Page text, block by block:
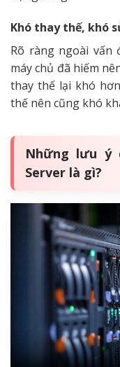
Khó thay thế, khó
Rõ ràng ngoài vấn
máy chủ đã hiếm
thay thế lại khó
thế nên cũng khó
Những lưu ý
Server là gì?